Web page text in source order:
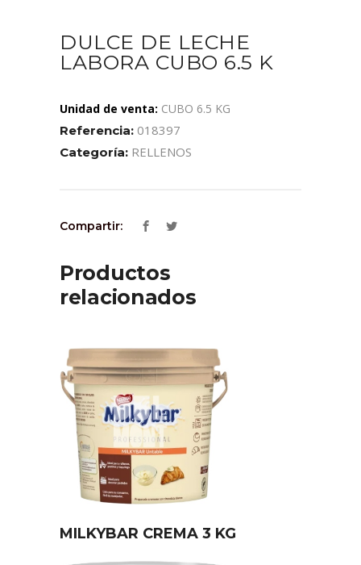
DULCE DE LECHE
LABORA CUBO 6.5 K
Unidad de venta: CUBO 6.5 KG
Referencia: 018397
Categoría: RELLENOS
Compartir:
Productos
relacionados
MILKYBAR CREMA 3 KG